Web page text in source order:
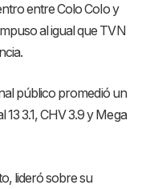
entre Colo Colo y
al igual que TVN
público promedió un
3.1, CHV 3.9 y Mega
lideró sobre su